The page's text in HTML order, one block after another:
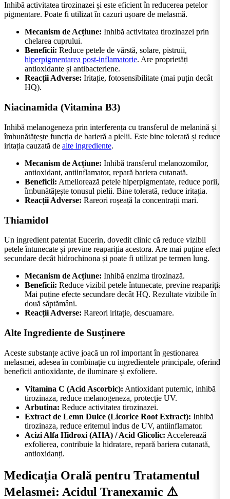
Inhibă activitatea tirozinazei și este eficient în reducerea petelor
pigmentare. Poate fi utilizat în cazuri ușoare de melasmă.
Mecanism de Acțiune: Inhibă activitatea tirozinazei prin
chelarea cuprului.
Beneficii: Reduce petele de vârstă, solare, pistruii,
hiperpigmentarea post-inflamatorie. Are proprietăți
antioxidante și antibacteriene.
Reacții Adverse: Iritație, fotosensibilitate (mai puțin decât
HQ).
Niacinamida (Vitamina B3)
Inhibă melanogeneza prin interferența cu transferul de melanină și
îmbunătățește funcția de barieră a pielii. Este bine tolerată și reduce
iritația cauzată de alte ingrediente.
Mecanism de Acțiune: Inhibă transferul melanozomilor,
antioxidant, antiinflamator, repară bariera cutanată.
Beneficii: Ameliorează petele hiperpigmentate, reduce porii,
îmbunătățește tonusul pielii. Bine tolerată, reduce iritația.
Reacții Adverse: Rareori roșeață la concentrații mari.
Thiamidol
Un ingredient patentat Eucerin, dovedit clinic că reduce vizibil
petele întunecate și previne reapariția acestora. Are mai puține efecte
secundare decât hidrochinona și poate fi utilizat pe termen lung.
Mecanism de Acțiune: Inhibă enzima tirozinază.
Beneficii: Reduce vizibil petele întunecate, previne reapariția.
Mai puține efecte secundare decât HQ. Rezultate vizibile în
două săptămâni.
Reacții Adverse: Rareori iritație, descuamare.
Alte Ingrediente de Susținere
Aceste substanțe active joacă un rol important în gestionarea
melasmei, adesea în combinație cu ingredientele principale, oferind
beneficii antioxidante, de iluminare și exfoliere.
Vitamina C (Acid Ascorbic): Antioxidant puternic, inhibă
tirozinaza, reduce melanogeneza, protecție UV.
Arbutina: Reduce activitatea tirozinazei.
Extract de Lemn Dulce (Licorice Root Extract): Inhibă
tirozinaza, reduce eritemul indus de UV, antiinflamator.
Acizi Alfa Hidroxi (AHA) / Acid Glicolic: Accelerează
exfolierea, contribuie la hidratare, repară bariera cutanată,
antioxidanți.
Medicația Orală pentru Tratamentul
Melasmei: Acidul Tranexamic ⚠️